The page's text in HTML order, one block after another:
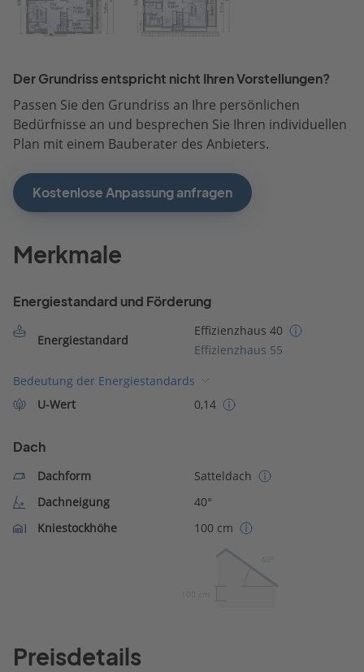
Der Grundriss entspricht nicht Ihren Vorstellungen?
Passen Sie den Grundriss an Ihre persönlichen
Bedürfnisse an und besprechen Sie Ihren individuellen
Plan mit einem Bauberater des Anbieters.
Kostenlose Anpassung anfragen
Merkmale
Energiestandard und Förderung
Energiestandard
Effizienzhaus 40
Effizienzhaus 55
Bedeutung der Energiestandards
U-Wert
0,14
Dach
Dachform
Satteldach
Dachneigung
40°
Kniestockhöhe
100 cm
Preisdetails